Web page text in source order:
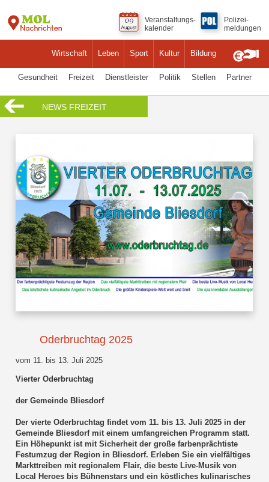
Wirtschaft Leben Sport Kultur Bildung
Veranstaltungs-
kalender
Polizei-
meldungen
Gesundheit Freizeit Dienstleister Politik Stellen Partner
NEWS FREIZEIT
Oderbruchtag 2025
vom 11. bis 13. Juli 2025
Vierter Oderbruchtag
der Gemeinde Bliesdorf
Der vierte Oderbruchtag findet vom 11. bis 13. Juli 2025 in der
Gemeinde Bliesdorf mit einem umfangreichen Programm statt.
Ein Höhepunkt ist mit Sicherheit der große farbenprächtiste
Festumzug der Region in Bliesdorf. Erleben Sie ein vielfältiges
Markttreiben mit regionalem Flair, die beste Live-Musik von
Local Heroes bis Bühnenstars und ein köstliches kulinarisches